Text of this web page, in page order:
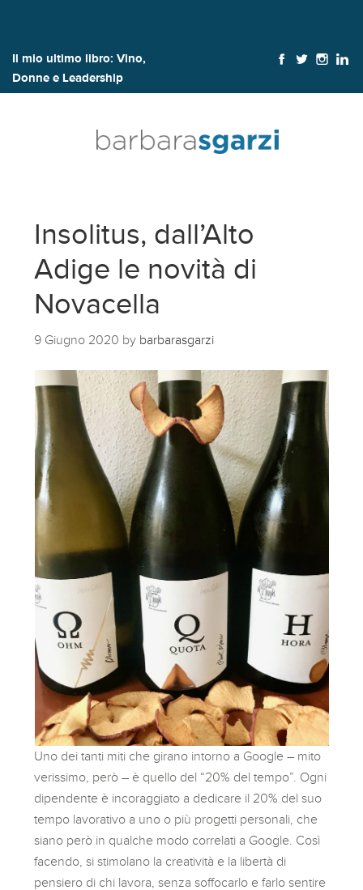
Il mio ultimo libro: Vino,
Donne e Leadership
Insolitus, dall’Alto
Adige le novità di
Novacella
9 Giugno 2020 by barbarasgarzi
Uno dei tanti miti che girano intorno a Google – mito
verissimo, però – è quello del “20% del tempo”. Ogni
dipendente è incoraggiato a dedicare il 20% del suo
tempo lavorativo a uno o più progetti personali, che
siano però in qualche modo correlati a Google. Così
facendo, si stimolano la creatività e la libertà di
pensiero di chi lavora, senza soffocarlo e farlo sentire